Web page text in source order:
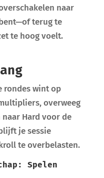
naar
terug te
te hoog voelt.
rondes wint op
overweeg
Hard voor de
je sessie
te overbelasten.
Spelen